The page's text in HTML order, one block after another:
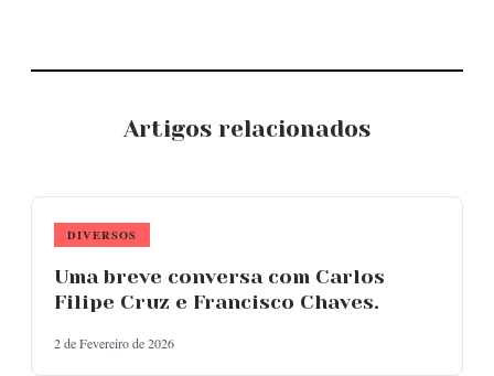
Artigos relacionados
DIVERSOS
Uma breve conversa com Carlos
Filipe Cruz e Francisco Chaves.
2 de Fevereiro de 2026